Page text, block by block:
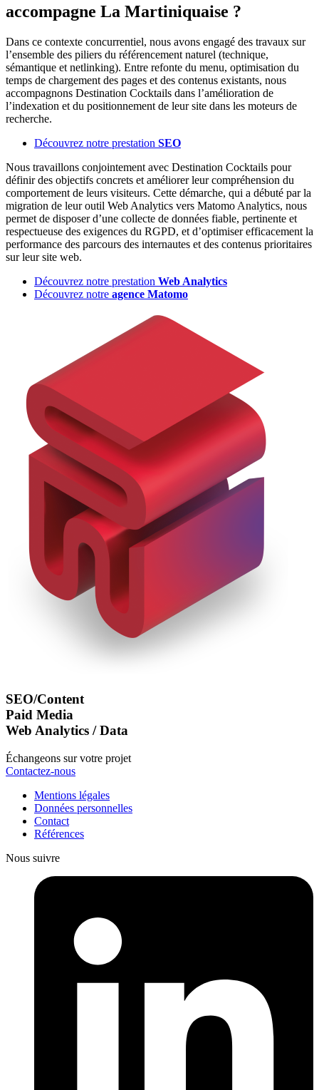
accompagne La Martiniquaise ?
Dans ce contexte concurrentiel, nous avons engagé des travaux sur
l’ensemble des piliers du référencement naturel (technique,
sémantique et netlinking). Entre refonte du menu, optimisation du
temps de chargement des pages et des contenus existants, nous
accompagnons Destination Cocktails dans l’amélioration de
l’indexation et du positionnement de leur site dans les moteurs de
recherche.
Découvrez notre prestation SEO
Nous travaillons conjointement avec Destination Cocktails pour
définir des objectifs concrets et améliorer leur compréhension du
comportement de leurs visiteurs. Cette démarche, qui a débuté par la
migration de leur outil Web Analytics vers Matomo Analytics, nous
permet de disposer d’une collecte de données fiable, pertinente et
respectueuse des exigences du RGPD, et d’optimiser efficacement la
performance des parcours des internautes et des contenus prioritaires
sur leur site web.
Découvrez notre prestation Web Analytics
Découvrez notre agence Matomo
SEO/Content
Paid Media
Web Analytics / Data
Échangeons sur votre projet
Contactez-nous
Mentions légales
Données personnelles
Contact
Références
Nous suivre